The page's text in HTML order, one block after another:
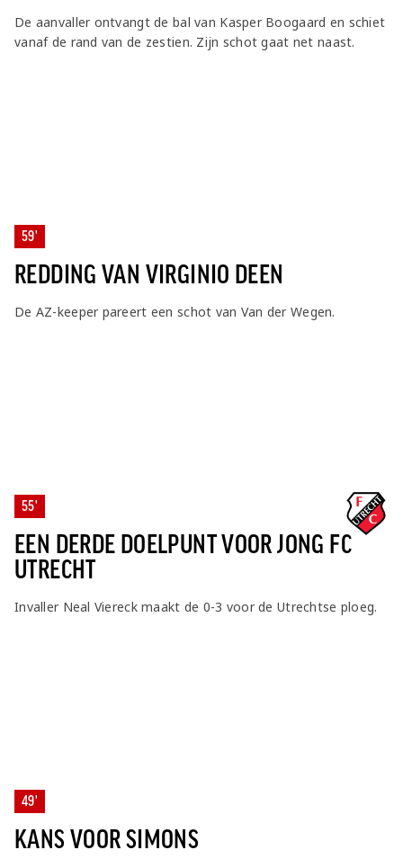
De aanvaller ontvangt de bal van Kasper Boogaard en schiet
vanaf de rand van de zestien. Zijn schot gaat net naast.
59'
REDDING VAN VIRGINIO DEEN
De AZ-keeper pareert een schot van Van der Wegen.
55'
EEN DERDE DOELPUNT VOOR JONG FC
UTRECHT
Invaller Neal Viereck maakt de 0-3 voor de Utrechtse ploeg.
49'
KANS VOOR SIMONS